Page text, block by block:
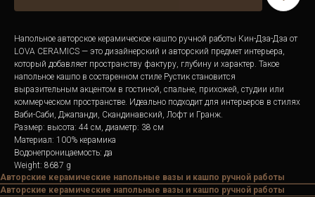
Напольное авторское керамическое кашпо ручной работы Кин-Дза-Дза от
LOVA CERAMICS — это дизайнерский и авторский предмет интерьера,
который добавляет пространству фактуру, глубину и характер. Такое
напольное кашпо в состаренном стиле Рустик становится
выразительным акцентом в гостиной, спальне, прихожей, студии или
коммерческом пространстве. Идеально подходит для интерьеров в стилях
Ваби-Саби, Джапанди, Скандинавский, Лофт и Гранж.
Размер: высота: 44 см, диаметр: 38 см
Материал: 100% керамика
Водонепроницаемость: да
Weight: 8687 g
Авторские керамические напольные вазы и кашпо ручной работы
Авторские керамические напольные вазы и кашпо ручной работы